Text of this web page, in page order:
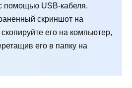
помощью USB-кабеля.
скриншот на
его на компьютер,
его в папку на